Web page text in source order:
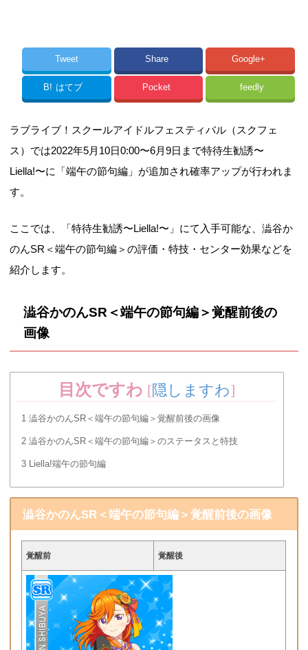
Tweet Share Google+
B! はてブ Pocket feedly
ラブライブ！スクールアイドルフェスティバル（スクフェ
ス）では2022年5月10日0:00〜6月9日まで特待生勧誘〜
Liella!〜に「端午の節句編」が追加され確率アップが行われま
す。
ここでは、「特待生勧誘〜Liella!〜」にて入手可能な、澁谷か
のんSR＜端午の節句編＞の評価・特技・センター効果などを
紹介します。
澁谷かのんSR＜端午の節句編＞覚醒前後の
画像
目次ですわ [隠しますわ]
1 澁谷かのんSR＜端午の節句編＞覚醒前後の画像
2 澁谷かのんSR＜端午の節句編＞のステータスと特技
3 Liella!端午の節句編
澁谷かのんSR＜端午の節句編＞覚醒前後の画像
覚醒前 覚醒後